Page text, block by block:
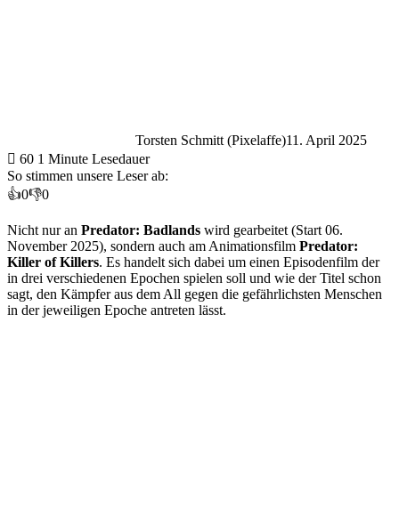
Torsten Schmitt (Pixelaffe)11. April 2025
60 1 Minute Lesedauer
So stimmen unsere Leser ab:
👍0👎0
Nicht nur an Predator: Badlands wird gearbeitet (Start 06.
November 2025), sondern auch am Animationsfilm Predator:
Killer of Killers. Es handelt sich dabei um einen Episodenfilm der
in drei verschiedenen Epochen spielen soll und wie der Titel schon
sagt, den Kämpfer aus dem All gegen die gefährlichsten Menschen
in der jeweiligen Epoche antreten lässt.